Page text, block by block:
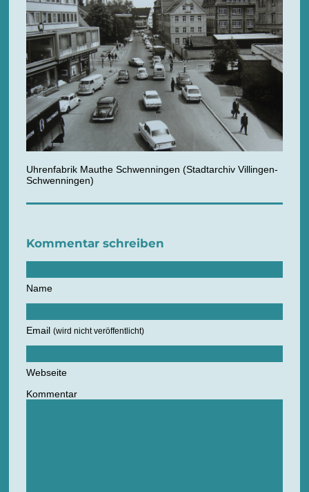
Uhrenfabrik Mauthe Schwenningen (Stadtarchiv Villingen-
Schwenningen)
Kommentar schreiben
Name
Email (wird nicht veröffentlicht)
Webseite
Kommentar